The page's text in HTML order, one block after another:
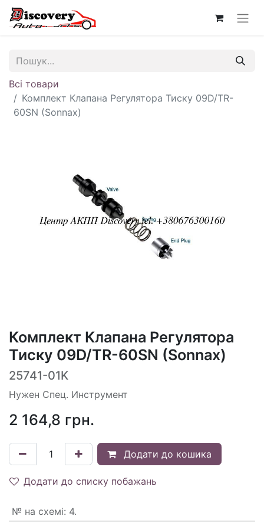
Всі товари
Комплект Клапана Регулятора Тиску 09D/TR-
60SN (Sonnax)
Комплект Клапана Регулятора
Тиску 09D/TR-60SN (Sonnax)
25741-01K
Нужен Спец. Инструмент
2 164,8 грн.
Додати до кошика
Додати до списку побажань
№ на схемі: 4.